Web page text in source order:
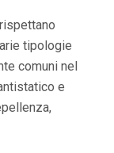
tipologie
comuni nel
e